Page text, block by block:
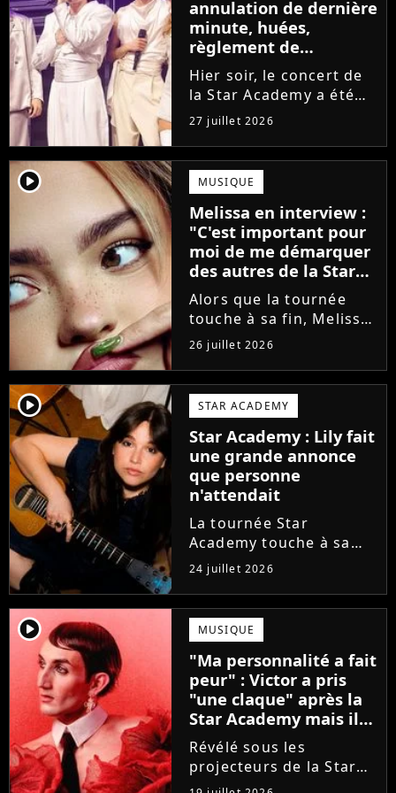
annulation de dernière
minute, huées,
règlement de
comptes... Que s'est-il
passé au concert de
Bayonne hier soir ?
Hier soir, le concert de
la Star Academy a été
mouvementé. Quelques
minutes avant le show,
trois élèves ont
annoncé ne pas vouloir
monter sur scène pour
des raisons politiques.
Leur...
27 juillet 2026
player2 MUSIQUE
Melissa en interview :
"C'est important pour
moi de me démarquer
des autres de la Star
Academy"
Alors que la tournée
touche à sa fin, Melissa
se confie en interview
sur Volum sur la
création de son EP tout
va bien (j'crois), son
envie de gommer
l'étiquette Star
Academy, le jeu...
26 juillet 2026
player2 STAR ACADEMY
Star Academy : Lily fait
une grande annonce
que personne
n'attendait
La tournée Star
Academy touche à sa
fin. Et bonne nouvelle :
la jeune Lily Campa
vient de signer avec un
grand label de musique
en France.
24 juillet 2026
player2 MUSIQUE
"Ma personnalité a fait
peur" : Victor a pris
"une claque" après la
Star Academy mais il
en est ressorti plus
fort (interview)
Révélé sous les
projecteurs de la Star
Academy, Victor a fait